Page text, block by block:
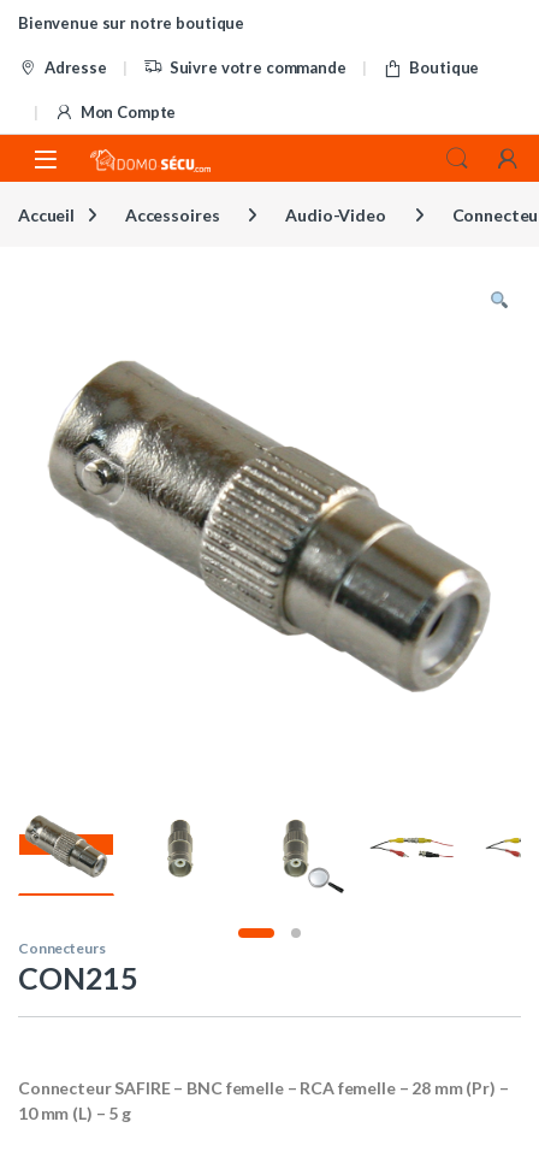
Skip to navigation
Skip to content
Bienvenue sur notre boutique
Adresse Suivre votre commande Boutique
Mon Compte
Accueil Accessoires Audio-Video
Connecteurs
CON215
Connecteur SAFIRE – BNC femelle – RCA femelle – 28 mm (Pr) –
10 mm (L) – 5 g